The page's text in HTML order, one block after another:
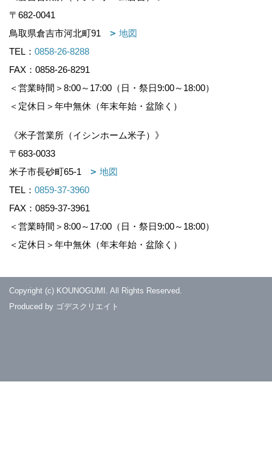
〒682-0041
鳥取県倉吉市河北町91
地図
TEL： 0858-26-8288
FAX：0858-26-8291
＜営業時間＞8:00～17:00（日・祭日9:00～18:00）
＜定休日＞年中無休（年末年始・盆除く）
《米子営業所（イシンホーム米子）》
〒683-0033
米子市長砂町65-1
地図
TEL： 0859-37-3960
FAX：0859-37-3961
＜営業時間＞8:00～17:00（日・祭日9:00～18:00）
＜定休日＞年中無休（年末年始・盆除く）
Copyright (c) KOUNOGUMI. All Rights Reserved.
Produced by ゴデスクリエイト